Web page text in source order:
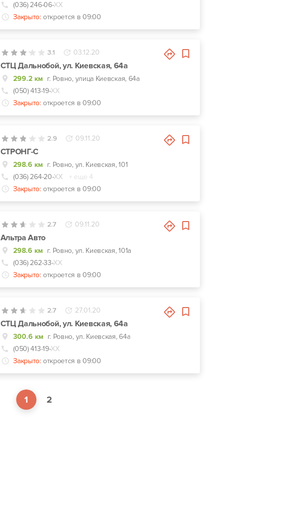
(036) 246-06-ХХ
Закрыто: откроется в 09:00
3.1 03.12.20
СТЦ Дальнобой, ул. Киевская, 64а
299.2 км г. Ровно, улица Киевская, 64а
(050) 413-19-ХХ
Закрыто: откроется в 09:00
2.9 09.11.20
СТРОНГ-С
298.6 км г. Ровно, ул. Киевская, 101
(036) 264-20-ХХ
+ еще 4
Закрыто: откроется в 09:00
2.7 09.11.20
Альтра Авто
298.6 км г. Ровно, ул. Киевская, 101а
(036) 262-33-ХХ
Закрыто: откроется в 09:00
2.7 27.01.20
СТЦ Дальнобой, ул. Киевская, 64а
300.6 км г. Ровно, ул. Киевская, 64а
(050) 413-19-ХХ
Закрыто: откроется в 09:00
1 2